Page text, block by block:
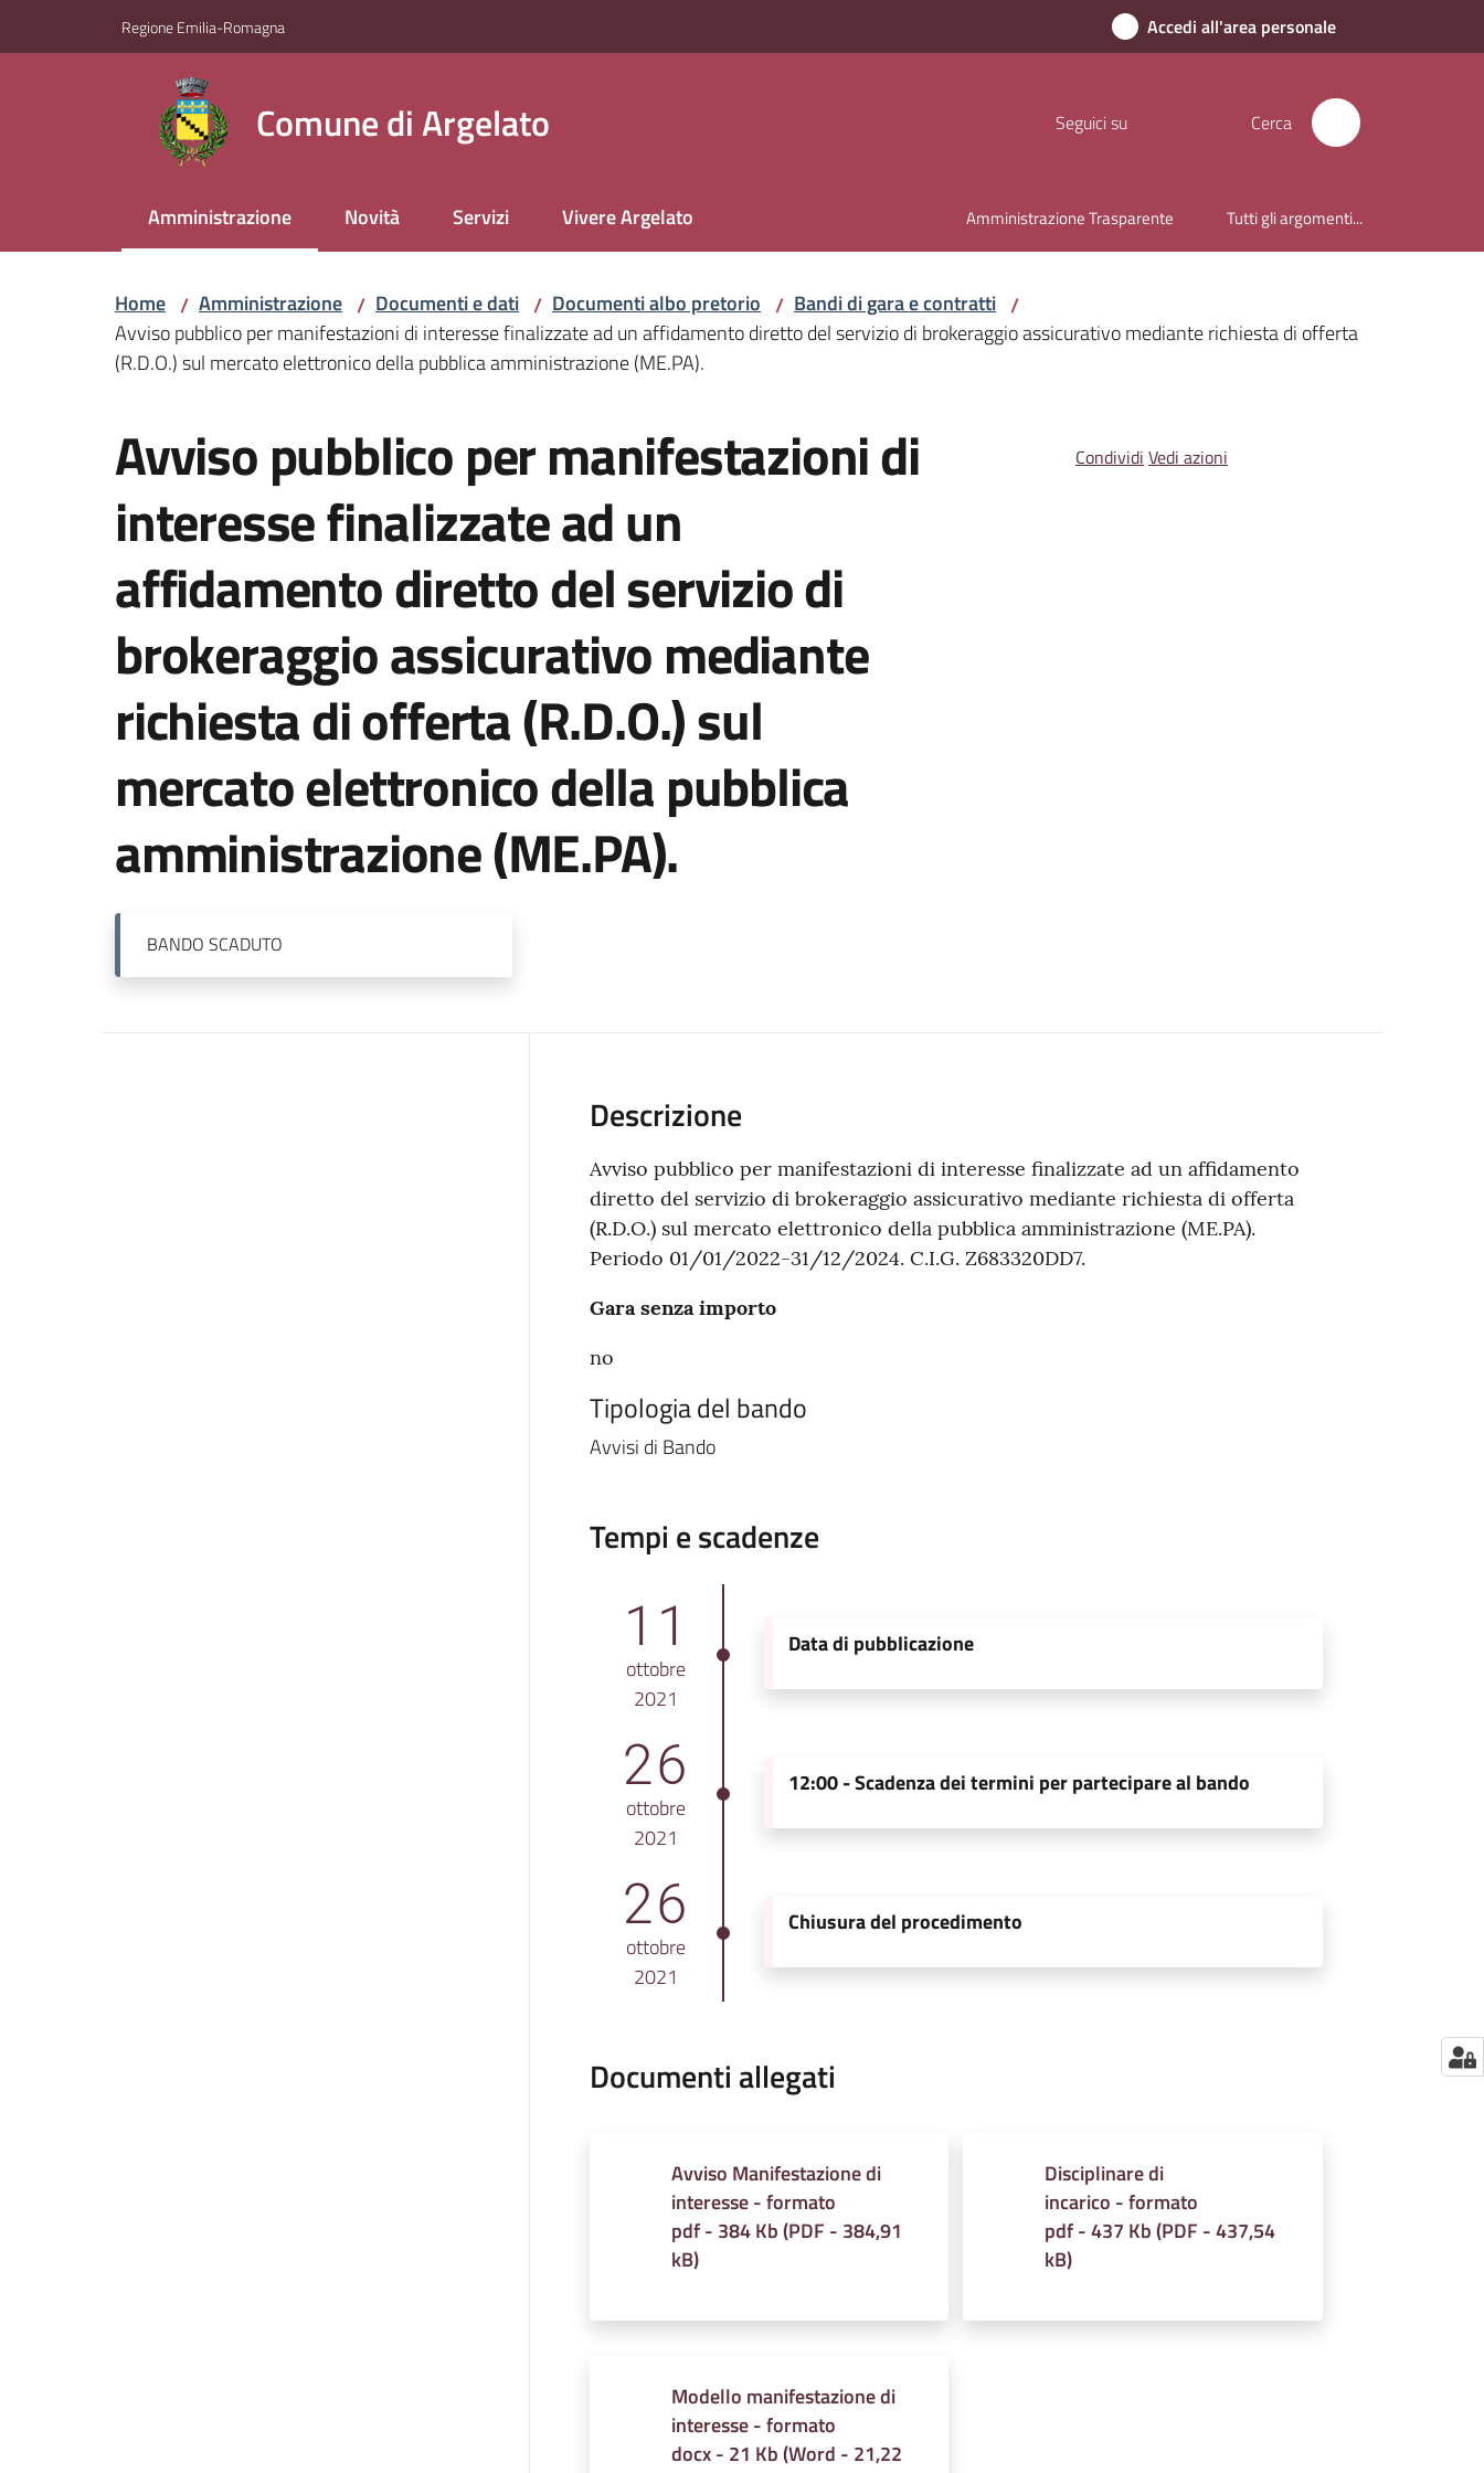
Regione Emilia-Romagna Accedi all'area personale
Comune di Argelato Seguici su Cerca
Amministrazione
Menu selezionato Novità Servizi Vivere Argelato Amministrazione Trasparente Tutti gli argomenti...
Home / Amministrazione / Documenti e dati / Documenti albo pretorio / Bandi di gara e contratti /
Avviso pubblico per manifestazioni di interesse finalizzate ad un affidamento diretto del servizio di brokeraggio assicurativo mediante richiesta di offerta
(R.D.O.) sul mercato elettronico della pubblica amministrazione (ME.PA).
Avviso pubblico per manifestazioni di
interesse finalizzate ad un
affidamento diretto del servizio di
brokeraggio assicurativo mediante
richiesta di offerta (R.D.O.) sul
mercato elettronico della pubblica
amministrazione (ME.PA).
BANDO SCADUTO
Condividi Vedi azioni
Descrizione
Avviso pubblico per manifestazioni di interesse finalizzate ad un affidamento
diretto del servizio di brokeraggio assicurativo mediante richiesta di offerta
(R.D.O.) sul mercato elettronico della pubblica amministrazione (ME.PA).
Periodo 01/01/2022-31/12/2024. C.I.G. Z683320DD7.
Gara senza importo
no
Tipologia del bando
Avvisi di Bando
Tempi e scadenze
11
ottobre
2021
Data di pubblicazione
26
ottobre
2021
12:00 -Scadenza dei termini per partecipare al bando
26
ottobre
2021
Chiusura del procedimento
Documenti allegati
Avviso Manifestazione di
interesse - formato
pdf - 384 Kb(PDF - 384,91
kB)
Disciplinare di
incarico - formato
pdf - 437 Kb(PDF - 437,54
kB)
Modello manifestazione di
interesse - formato
docx - 21 Kb(Word - 21,22